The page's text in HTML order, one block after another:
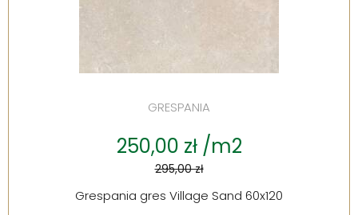
GRESPANIA
250,00 zł /m2
295,00 zł
Grespania gres Village Sand 60x120